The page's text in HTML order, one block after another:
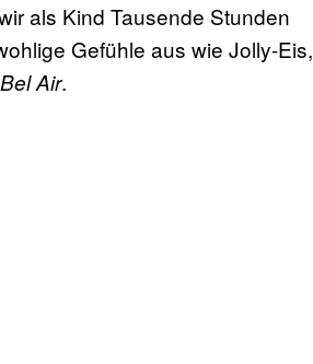
als Kind Tausende Stunden
Gefühle aus wie Jolly-Eis,
Air.